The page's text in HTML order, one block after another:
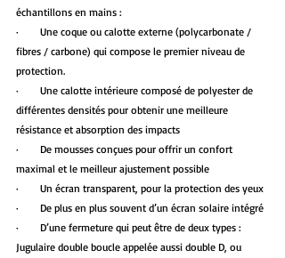
échantillons en mains :
·        Une coque ou calotte externe (polycarbonate /
fibres / carbone) qui compose le premier niveau de
protection.
·        Une calotte intérieure composé de polyester de
différentes densités pour obtenir une meilleure
résistance et absorption des impacts
·        De mousses conçues pour offrir un confort
maximal et le meilleur ajustement possible
·        Un écran transparent, pour la protection des yeux
·        De plus en plus souvent d’un écran solaire intégré
·        D’une fermeture qui peut être de deux types :
Jugulaire double boucle appelée aussi double D, ou